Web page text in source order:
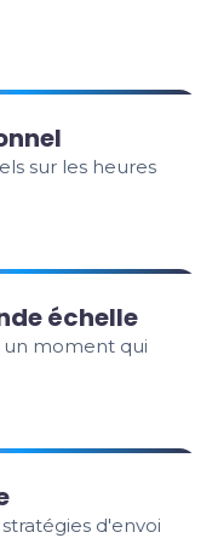
sur les heures
échelle
un moment qui
d'envoi